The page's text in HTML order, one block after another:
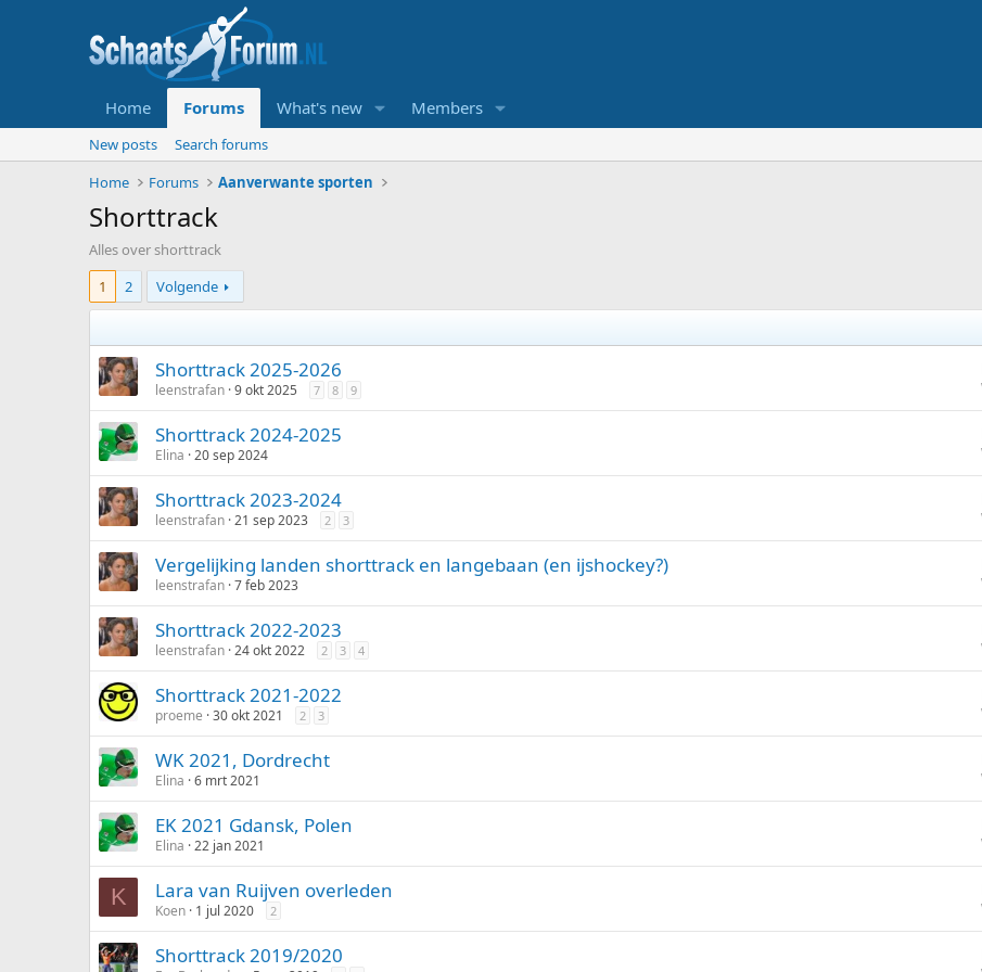
Home Forums What's new Members
New posts
Search forums
Home
Forums Aanverwante sporten
Shorttrack
Alles over shorttrack
1
2 Volgende
Shorttrack 2025-2026
leenstrafan 9 okt 2025 7 8 9
Shorttrack 2024-2025
Elina 20 sep 2024
Shorttrack 2023-2024
leenstrafan 21 sep 2023 2 3
Vergelijking landen shorttrack en langebaan (en ijshockey?)
leenstrafan 7 feb 2023
Shorttrack 2022-2023
leenstrafan 24 okt 2022 2 3 4
Shorttrack 2021-2022
proeme 30 okt 2021 2 3
WK 2021, Dordrecht
Elina 6 mrt 2021
EK 2021 Gdansk, Polen
Elina 22 jan 2021
K Lara van Ruijven overleden
Koen 1 jul 2020 2
Shorttrack 2019/2020